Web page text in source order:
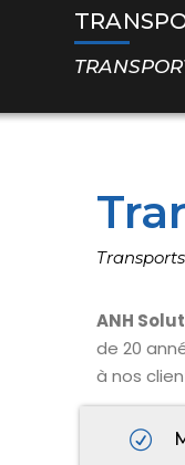
ANH
de 20
à nos